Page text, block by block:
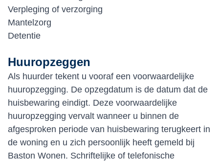
Verpleging of verzorging
Mantelzorg
Detentie
Huuropzeggen
Als huurder tekent u vooraf een voorwaardelijke
huuropzegging. De opzegdatum is de datum dat de
huisbewaring eindigt. Deze voorwaardelijke
huuropzegging vervalt wanneer u binnen de
afgesproken periode van huisbewaring terugkeert in
de woning en u zich persoonlijk heeft gemeld bij
Baston Wonen. Schriftelijke of telefonische